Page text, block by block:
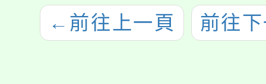
← 前往上一頁 前往